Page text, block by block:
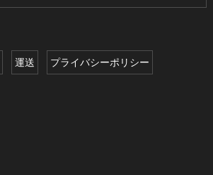
運送 プライバシーポリシー